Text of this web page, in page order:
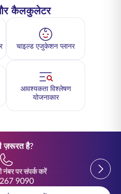
कैलकुलेटर
चाइल्ड एजुकेशन प्लानर
आवश्यकता विश्लेषण
योजनाकार
ज़रूरत है?
नंबर पर संपर्क करें
9090
Previous